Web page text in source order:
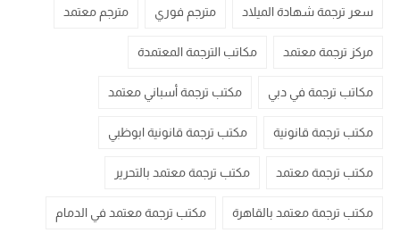
سعر ترجمة شهادة الميلاد مترجم فوري مترجم معتمد
مركز ترجمة معتمد مكاتب الترجمة المعتمدة
مكاتب ترجمة في دبي مكتب ترجمة أسباني معتمد
مكتب ترجمة قانونية مكتب ترجمة قانونية ابوظبي
مكتب ترجمة معتمد مكتب ترجمة معتمد بالتحرير
مكتب ترجمة معتمد بالقاهرة مكتب ترجمة معتمد في الدمام